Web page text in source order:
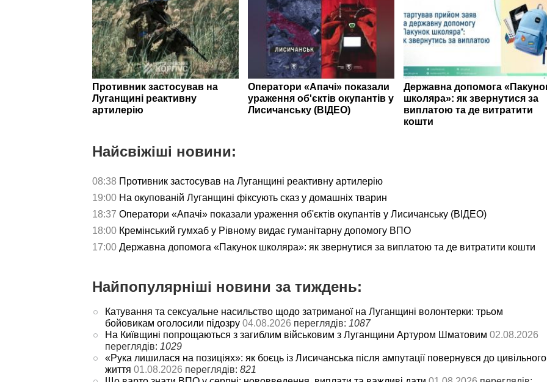
Противник застосував на
Луганщині реактивну
артилерію
Оператори «Апачі» показали
ураження об'єктів окупантів у
Лисичанську (ВІДЕО)
Державна допомога
школяра»: як звернутися за
виплатою та де витратити
кошти
Найсвіжіші новини:
08:38 Противник застосував на Луганщині реактивну артилерію
19:00 На окупованій Луганщині фіксують сказ у домашніх тварин
18:37 Оператори «Апачі» показали ураження об'єктів окупантів у Лисичанську (ВІДЕО)
18:00 Кремінський гумхаб у Рівному видає гуманітарну допомогу ВПО
17:00 Державна допомога «Пакунок школяра»: як звернутися за виплатою та де витратити кошти
Найпопулярніші новини за тиждень:
Катування та сексуальне насильство щодо затриманої на Луганщині волонтерки: трьом
бойовикам оголосили підозру 04.08.2026 переглядів: 1087
На Київщині попрощаються з загиблим військовим з Луганщини Артуром Шматовим 02.08.2026
переглядів: 1029
«Рука лишилася на позиціях»: як боєць із Лисичанська після ампутації повернувся до цивільного
життя 01.08.2026 переглядів: 821